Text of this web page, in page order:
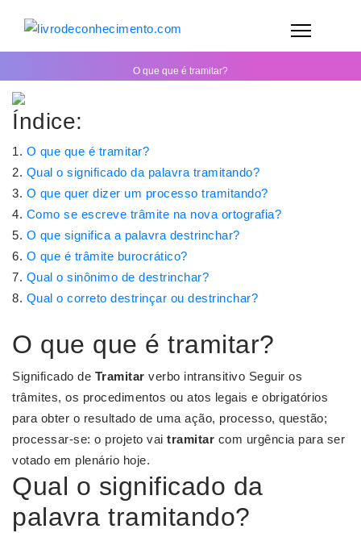
O que que é tramitar?
Índice:
O que que é tramitar?
Qual o significado da palavra tramitando?
O que quer dizer um processo tramitando?
Como se escreve trâmite na nova ortografia?
O que significa a palavra destrinchar?
O que é trâmite burocrático?
Qual o sinônimo de destrinchar?
Qual o correto destrinçar ou destrinchar?
O que que é tramitar?
Significado de Tramitar verbo intransitivo Seguir os
trâmites, os procedimentos ou atos legais e obrigatórios
para obter o resultado de uma ação, processo, questão;
processar-se: o projeto vai tramitar com urgência para ser
votado em plenário hoje.
Qual o significado da
palavra tramitando?